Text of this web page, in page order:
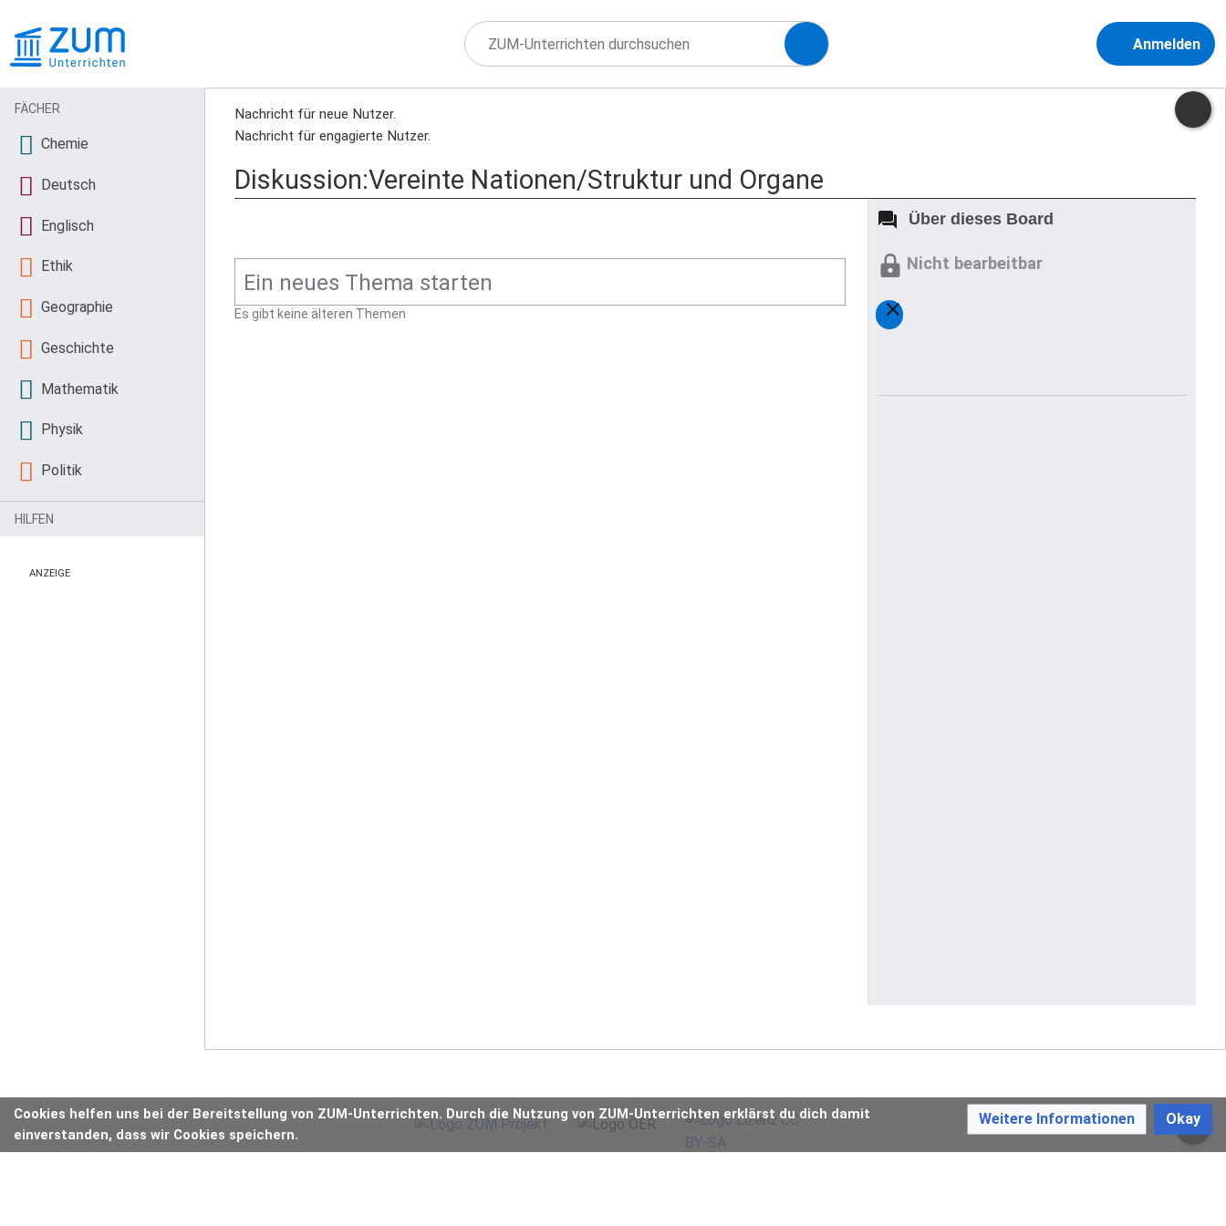
Anmelden
Nachricht für neue Nutzer.
Nachricht für engagierte Nutzer.
Diskussion:Vereinte Nationen/Struktur und Organe
Über dieses Board
Nicht bearbeitbar
Es gibt keine älteren Themen
Cookies helfen uns bei der Bereitstellung von ZUM-Unterrichten. Durch die Nutzung von ZUM-Unterrichten erklärst du dich damit
einverstanden, dass wir Cookies speichern.
Weitere Informationen Okay
FÄCHER
Chemie
Deutsch
Englisch
Ethik
Geographie
Geschichte
Mathematik
Physik
Politik
HILFEN
ANZEIGE